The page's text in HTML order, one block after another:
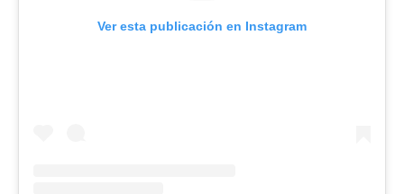
Ver esta publicación en Instagram